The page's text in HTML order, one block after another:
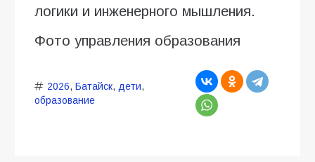
логики и инженерного мышления.
Фото управления образования
2026, Батайск, дети,
образование